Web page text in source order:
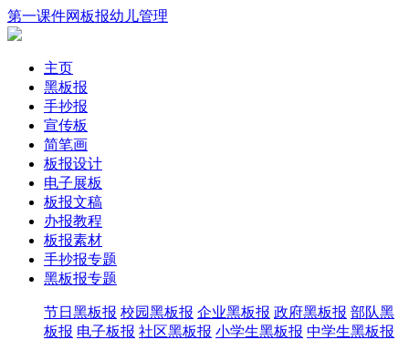
第一课件网板报幼儿管理
主页
黑板报
手抄报
宣传板
简笔画
板报设计
电子展板
板报文稿
办报教程
板报素材
手抄报专题
黑板报专题
节日黑板报 校园黑板报 企业黑板报 政府黑板报 部队黑
板报 电子板报 社区黑板报 小学生黑板报 中学生黑板报